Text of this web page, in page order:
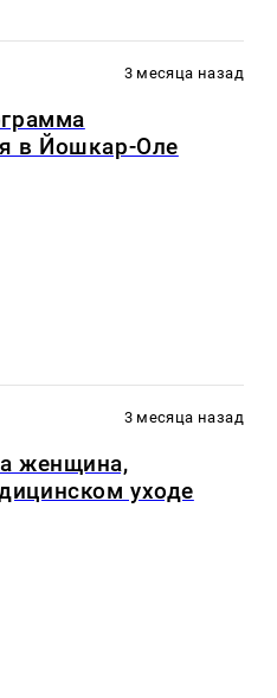
3 месяца назад
в Йошкар-Оле
3 месяца назад
женщина,
уходе